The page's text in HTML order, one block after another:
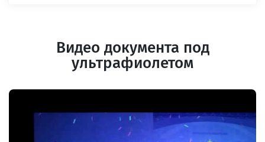
Видео документа под
ультрафиолетом